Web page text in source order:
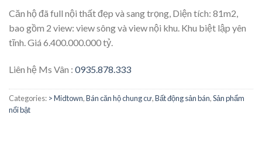
Căn hộ đã full nội thất đẹp và sang trọng, Diện tích: 81m2,
bao gồm 2 view: view sông và view nội khu. Khu biệt lập yên
tĩnh. Giá 6.400.000.000 tỷ.
Liên hệ Ms Vân : 0935.878.333
Categories: > Midtown,Bán căn hộ chung cư,Bất động sản bán,Sản phẩm
nổi bật